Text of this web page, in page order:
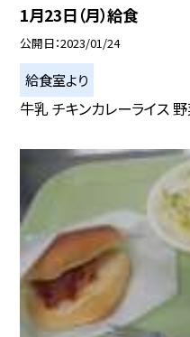
1月23日（月）給食
公開日 2023/01/24
給食室より
牛乳 チキンカレーライス